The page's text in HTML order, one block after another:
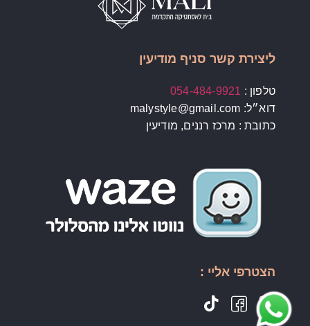
ליצירת קשר סניף מודיעין
טלפון : 054-484-9921
דוא״ל: malystyle@gmail.com
כתובת : מרכז רננים, מודיעין
הצטרפי אליי :